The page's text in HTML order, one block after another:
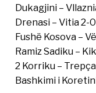
Dukagjini –
Drenasi – Vitia 2-0
Fushë Kosova –
Ramiz Sadiku –
2 Korriku –
Bashkimi i